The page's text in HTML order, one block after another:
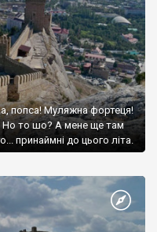
попса! Муляжна фортеця!
Но то шо? А мене ще там
принаймні до цього літа.